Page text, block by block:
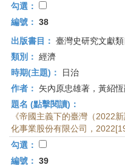
勾選：
編號： 38
出版書目： 臺灣史研究文獻
類別： 經濟
時期(主題)：
日治
作者：
矢內原忠雄著，黃紹
題名 (點擊閱讀)：
《帝國主義下的臺灣（2022
化事業股份有限公司，
勾選：
編號： 39